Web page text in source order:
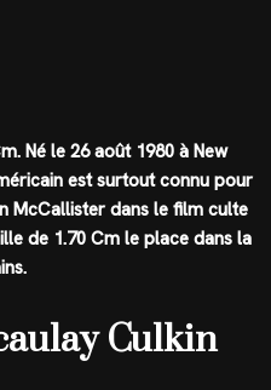
. Né le 26 août 1980 à New
est surtout connu pour
McCallister dans le film culte
de 1.70 Cm le place dans la
Culkin